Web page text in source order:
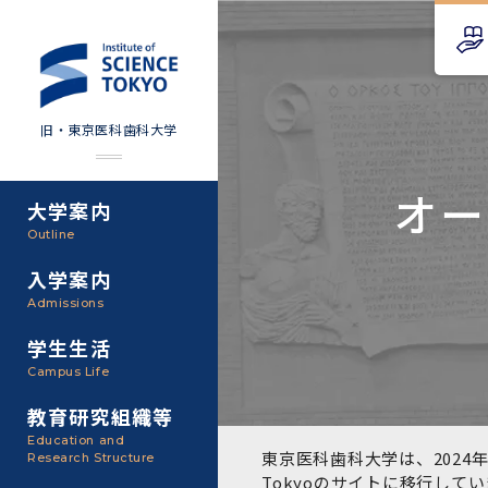
旧・東京医科歯科大学
大学案内
Outline
基本理念・沿革
東京医科歯科大学の特色
運営組織
入学案内
Admissions
大学院入学案内
学生生活
Campus Life
Science Tokyo SPRING
(医歯学系)
歯学系)
授業・カリキュラム
教育研究組織等
Education and
Research Structure
教養部
研究手続き
研究活動
取り組み・規制
オ
東京医科歯科大学は、2024
Tokyoのサイト に移行して